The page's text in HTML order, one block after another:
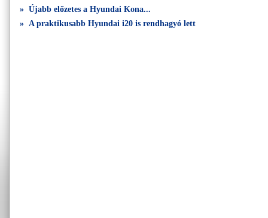
» Újabb előzetes a Hyundai Kona...
» A praktikusabb Hyundai i20 is rendhagyó lett